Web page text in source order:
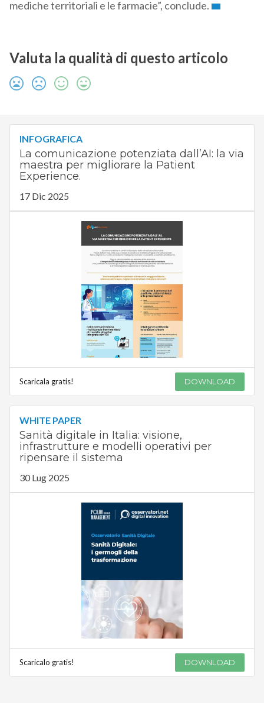
mediche territoriali e le farmacie”, conclude.
Valuta la qualità di questo articolo
INFOGRAFICA
La comunicazione potenziata dall’AI: la via
maestra per migliorare la Patient
Experience.
17 Dic 2025
Scaricala gratis! DOWNLOAD
WHITE PAPER
Sanità digitale in Italia: visione,
infrastrutture e modelli operativi per
ripensare il sistema
30 Lug 2025
Scaricalo gratis! DOWNLOAD